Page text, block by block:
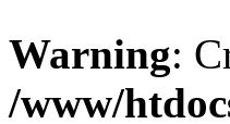
Warning:
/www/